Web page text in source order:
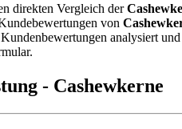
direkten Vergleich der
von
analysiert
- Cashewkerne